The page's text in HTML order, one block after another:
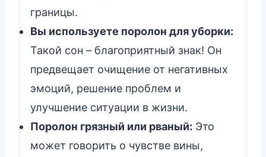
границы.
Вы используете поролон для уборки:
Такой сон – благоприятный знак! Он
предвещает очищение от негативных
эмоций, решение проблем и
улучшение ситуации в жизни.
Поролон грязный или рваный: Это
может говорить о чувстве вины,